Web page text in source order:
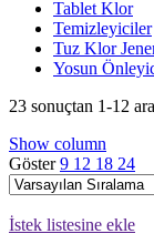
Tablet Klor
Temizleyiciler
Tuz Klor
Yosun
23 sonuçtan 1-12
Show column
Göster9 12 18 24
İstek listesine ekle